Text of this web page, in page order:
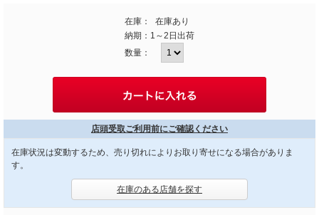
在庫：
在庫あり
納期： 1～2日出荷
数量：
店頭受取ご利用前にご確認ください
在庫状況は変動するため、売り切れによりお取り寄せになる場合がありま
す。
在庫のある店舗を探す